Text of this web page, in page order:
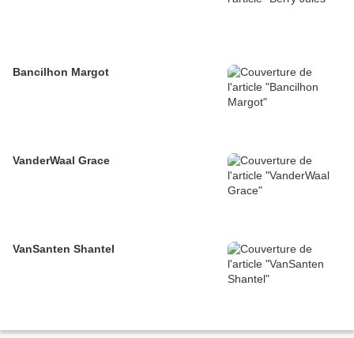
Bancilhon Margot
VanderWaal Grace
VanSanten Shantel